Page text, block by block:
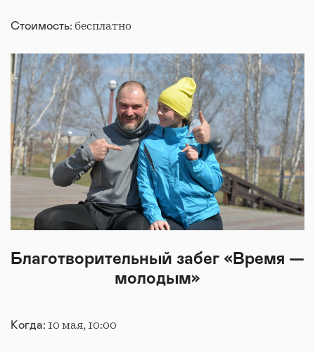
Стоимость: бесплатно
Благотворительный забег «Время —
молодым»
Когда: 10 мая, 10:00